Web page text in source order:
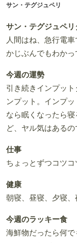
サン・テグジュペリ
サン・テグジュペ
人間はね、急行電
かじぶんでもわかっ
今週の運勢
引き続きインプッ
ンプット。インプ
なら眠くなったら
ど、ヤル気はある
仕事
ちょっとずつコツコ
健康
朝寝、昼寝、夕寝、
今週のラッキー食
海鮮物だったら何